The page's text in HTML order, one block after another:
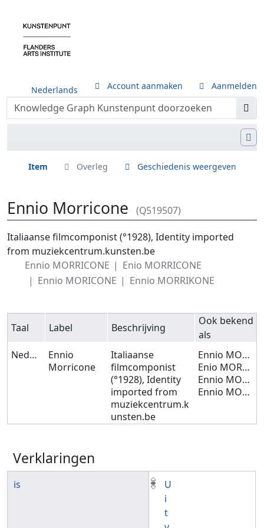
Nederlands Account aanmaken Aanmelden
Item Overleg Geschiedenis weergeven
Ennio Morricone (Q519507)
Ga naar:navigatie,zoeken
Italiaanse filmcomponist (°1928), Identity imported
from muziekcentrum.kunsten.be
Ennio MORRICONE
Enio MORRICONE
Ennio MORICONE
Ennio MORRIKONE
Taal Label Beschrijving
Ook bekend
als
Nederlands
Ennio
Morricone
Italiaanse
filmcomponist
(°1928), Identity
imported from
muziekcentrum.k
unsten.be
Ennio MORRICONE
Enio MORRICONE
Ennio MORICONE
Ennio MORRIKONE
Verklaringen
is
U
i
t